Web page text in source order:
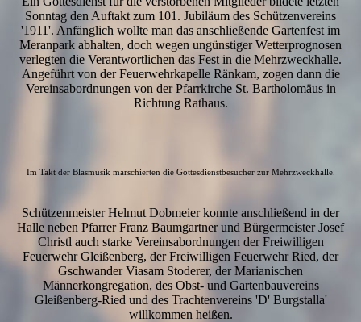
Sonntag den Auftakt zum 101. Jubiläum des Schützenvereins
'1911'. Anfänglich wollte man das anschließende Gartenfest im
Meranpark abhalten, doch wegen ungünstiger Wetterprognosen
verlegten die Verantwortlichen das Fest in die Mehrzweckhalle.
Angeführt von der Feuerwehrkapelle Ränkam, zogen dann die
Vereinsabordnungen von der Pfarrkirche St. Bartholomäus in
Richtung Rathaus.
Im Takt der Blasmusik marschierten die Gottesdienstbesucher zur Mehrzweckhalle.
Schützenmeister Helmut Dobmeier konnte anschließend in der
Halle neben Pfarrer Franz Baumgartner und Bürgermeister Josef
Christl auch starke Vereinsabordnungen der Freiwilligen
Feuerwehr Gleißenberg, der Freiwilligen Feuerwehr Ried, der
Gschwander Viasam Stoderer, der Marianischen
Männerkongregation, des Obst- und Gartenbauvereins
Gleißenberg-Ried und des Trachtenvereins 'D' Burgstalla'
willkommen heißen.